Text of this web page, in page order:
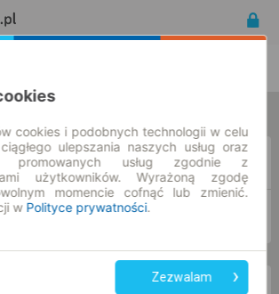
cookies i podobnych technologii w celu
ulepszania naszych usług oraz
promowanych usług zgodnie z
użytkowników. Wyrażoną zgodę
momencie cofnąć lub zmienić.
w Polityce prywatności.
Zezwalam